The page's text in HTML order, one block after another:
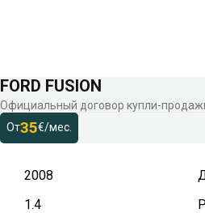
FORD FUSION
Официальный договор купли-
От35€/мес.
2008
1.4